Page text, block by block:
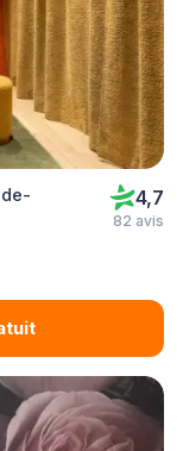
4,7
82 avis